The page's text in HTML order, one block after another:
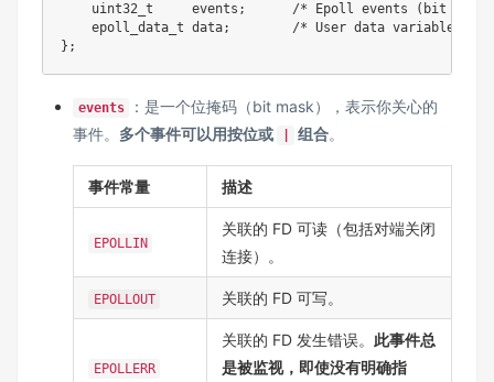
uint32_t
     events
;
/* Epoll events (bit
epoll_data_t data;
/* User data variable */
} ;
events
：是一个位掩码（bit mask），表示你关心的
事件。 多个事件可以用按位或 组合。
事件常量 描述
EPOLLIN
关联的 FD 可读（包括对端关闭
连接）。
EPOLLOUT 关联的 FD 可写。
EPOLLERR
关联的 FD 发生错误。 此事件总
是被监视，即使没有明确指